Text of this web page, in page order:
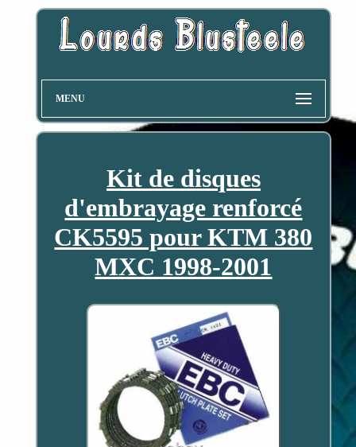
MENU
Kit de disques
d'embrayage renforcé
CK5595 pour KTM 380
MXC 1998-2001